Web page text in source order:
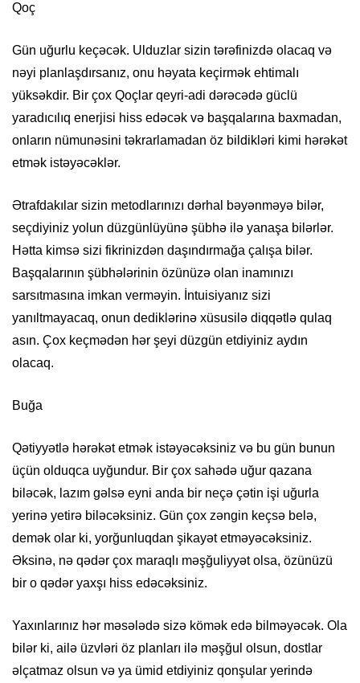
Qoç
Gün uğurlu keçəcək. Ulduzlar sizin tərəfinizdə olacaq və
nəyi planlaşdırsanız, onu həyata keçirmək ehtimalı
yüksəkdir. Bir çox Qoçlar qeyri-adi dərəcədə güclü
yaradıcılıq enerjisi hiss edəcək və başqalarına baxmadan,
onların nümunəsini təkrarlamadan öz bildikləri kimi hərəkət
etmək istəyəcəklər.
Ətrafdakılar sizin metodlarınızı dərhal bəyənməyə bilər,
seçdiyiniz yolun düzgünlüyünə şübhə ilə yanaşa bilərlər.
Hətta kimsə sizi fikrinizdən daşındırmağa çalışa bilər.
Başqalarının şübhələrinin özünüzə olan inamınızı
sarsıtmasına imkan verməyin. İntuisiyanız sizi
yanıltmayacaq, onun dediklərinə xüsusilə diqqətlə qulaq
asın. Çox keçmədən hər şeyi düzgün etdiyiniz aydın
olacaq.
Buğa
Qətiyyətlə hərəkət etmək istəyəcəksiniz və bu gün bunun
üçün olduqca uyğundur. Bir çox sahədə uğur qazana
biləcək, lazım gəlsə eyni anda bir neçə çətin işi uğurla
yerinə yetirə biləcəksiniz. Gün çox zəngin keçsə belə,
demək olar ki, yorğunluqdan şikayət etməyəcəksiniz.
Əksinə, nə qədər çox maraqlı məşğuliyyət olsa, özünüzü
bir o qədər yaxşı hiss edəcəksiniz.
Yaxınlarınız hər məsələdə sizə kömək edə bilməyəcək. Ola
bilər ki, ailə üzvləri öz planları ilə məşğul olsun, dostlar
əlçatmaz olsun və ya ümid etdiyiniz qonşular yerində